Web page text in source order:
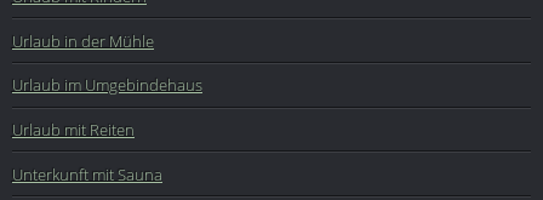
Urlaub in der Mühle
Urlaub im Umgebindehaus
Urlaub mit Reiten
Unterkunft mit Sauna